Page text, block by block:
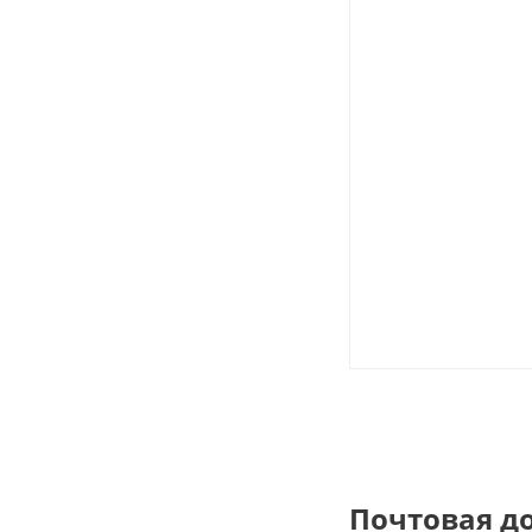
Почтовая